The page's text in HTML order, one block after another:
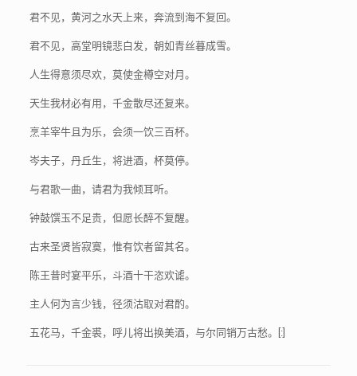
君不见，黄河之水天上来，奔流到海不复回。
君不见，高堂明镜悲白发，朝如青丝暮成雪。
人生得意须尽欢，莫使金樽空对月。
天生我材必有用，千金散尽还复来。
烹羊宰牛且为乐，会须一饮三百杯。
岑夫子，丹丘生，将进酒，杯莫停。
与君歌一曲，请君为我倾耳听。
钟鼓馔玉不足贵，但愿长醉不复醒。
古来圣贤皆寂寞，惟有饮者留其名。
陈王昔时宴平乐，斗酒十干恣欢谑。
主人何为言少钱，径须沽取对君酌。
五花马，千金裘，呼儿将出换美酒，与尔同销万古愁。 [:]